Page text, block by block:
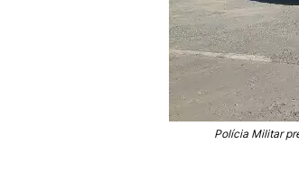
Polícia Militar